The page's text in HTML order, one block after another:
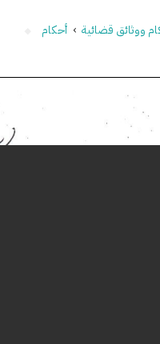
ووثائق قضائية › أحكام